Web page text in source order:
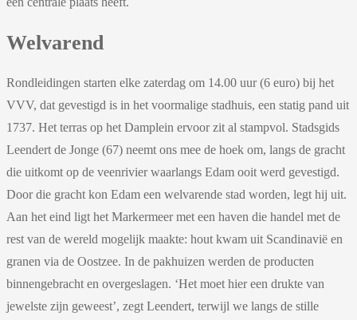
Welvarend
Rondleidingen starten elke zaterdag om 14.00 uur (6 euro) bij het
VVV, dat gevestigd is in het voormalige stadhuis, een statig pand uit
1737. Het terras op het Damplein ervoor zit al stampvol. Stadsgids
Leendert de Jonge (67) neemt ons mee de hoek om, langs de gracht
die uitkomt op de veenrivier waarlangs Edam ooit werd gevestigd.
Door die gracht kon Edam een welvarende stad worden, legt hij uit.
Aan het eind ligt het Markermeer met een haven die handel met de
rest van de wereld mogelijk maakte: hout kwam uit Scandinavië en
granen via de Oostzee. In de pakhuizen werden de producten
binnengebracht en overgeslagen. ‘Het moet hier een drukte van
jewelste zijn geweest’, zegt Leendert, terwijl we langs de stille